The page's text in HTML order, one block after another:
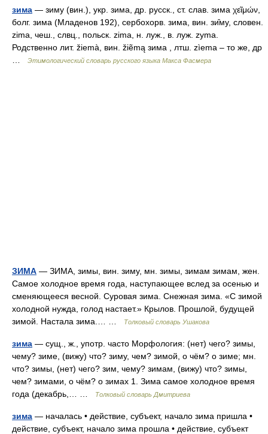
зима — зиму (вин.), укр. зима, др. русск., ст. слав. зима χεῖμών,
болг. зима (Младенов 192), сербохорв. зима, вин. зи̑му, словен.
zima, чеш., слвц., польск. zima, н. луж., в. луж. zуmа.
Родственно лит. žiemà, вин. žiẽmą зима , лтш. zìema – то же, др
Этимологический словарь русского языка Макса Фасмера
ЗИМА — ЗИМА, зимы, вин. зиму, мн. зимы, зимам зимам, жен.
Самое холодное время года, наступающее вслед за осенью и
сменяющееся весной. Суровая зима. Снежная зима. «С зимой
холодной нужда, голод настает.» Крылов. Прошлой, будущей
зимой. Настала зима.… …
Толковый словарь Ушакова
зима — сущ., ж., употр. часто Морфология: (нет) чего? зимы,
чему? зиме, (вижу) что? зиму, чем? зимой, о чём? о зиме; мн.
что? зимы, (нет) чего? зим, чему? зимам, (вижу) что? зимы,
чем? зимами, о чём? о зимах 1. Зима самое холодное время
года (декабрь,… …
Толковый словарь Дмитриева
зима — началась • действие, субъект, начало зима пришла •
действие, субъект, начало зима прошла • действие, субъект